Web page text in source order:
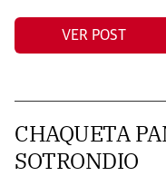
VER POST
CHAQUETA
SOTRONDIO